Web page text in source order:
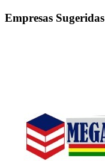
Empresas Sugeridas